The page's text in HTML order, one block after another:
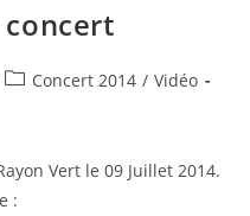
Concert 2014 / Vidéo
Vert le 09 Juillet 2014.
: